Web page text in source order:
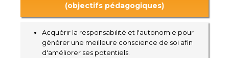
(objectifs pédagogiques)
Acquérir la responsabilité et l'autonomie pour
générer une meilleure conscience de soi afin
d'améliorer ses potentiels.